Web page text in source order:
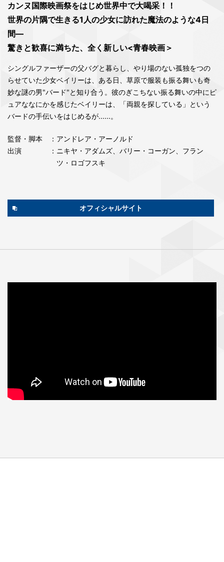
カンヌ国際映画祭をはじめ世界中で大喝采！！
世界の片隅で生きる1人の少女に訪れた魔法のような4日
間―
驚きと歓喜に満ちた、全く新しい<青春映画＞
シングルファーザーの父バグと暮らし、やり場のない孤独をつの
らせていた少女ベイリーは、ある日、草原で服装も振る舞いも奇
妙な謎の男"バード"と知り合う。彼のぎこちない振る舞いの中にピ
ュアななにかを感じたベイリーは、「両親を探している」という
バードの手伝いをはじめるが......。
監督・脚本
：アンドレア・アーノルド
出演
：ニキヤ・アダムズ、バリー・コーガン、フラン
ツ・ロゴフスキ
オフィシャルサイト